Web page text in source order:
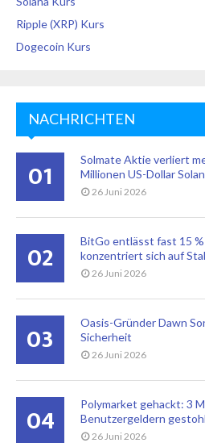
Ripple (XRP) Kurs
Dogecoin Kurs
NACHRICHTEN
01
Solmate Aktie verliert
Millionen US-Dollar
26 Juni 2026
02
BitGo entlässt fast 15
konzentriert sich auf
26 Juni 2026
03
Oasis-Gründer Dawn
Sicherheit
26 Juni 2026
04
Polymarket gehackt: 3
Benutzergeldern
26 Juni 2026